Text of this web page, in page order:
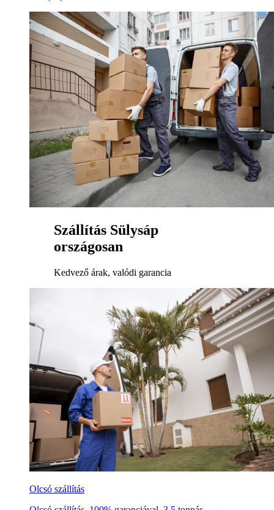
Szállítás Sülysáp
országosan
Kedvező árak, valódi garancia
Olcsó szállítás